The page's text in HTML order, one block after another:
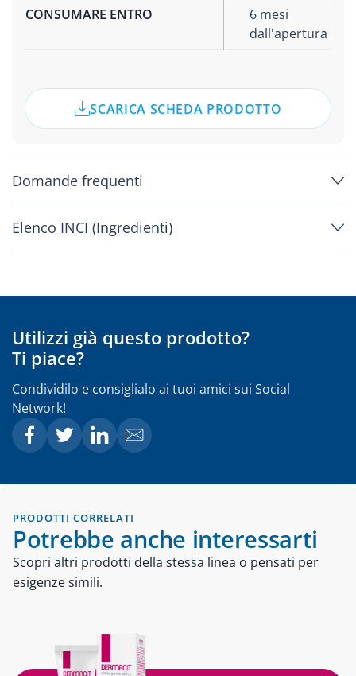
CONSUMARE ENTRO
6 mesi
dall'apertura
SCARICA SCHEDA PRODOTTO
Domande frequenti
Elenco INCI (Ingredienti)
Utilizzi già questo prodotto?
Ti piace?
Condividilo e consiglialo ai tuoi amici sui Social
Network!
PRODOTTI CORRELATI
Potrebbe anche interessarti
Scopri altri prodotti della stessa linea o pensati per
esigenze simili.